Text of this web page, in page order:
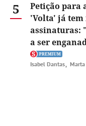
5
Petição para
'Volta' já tem
assinaturas:
a ser
Isabel Dantas Marta